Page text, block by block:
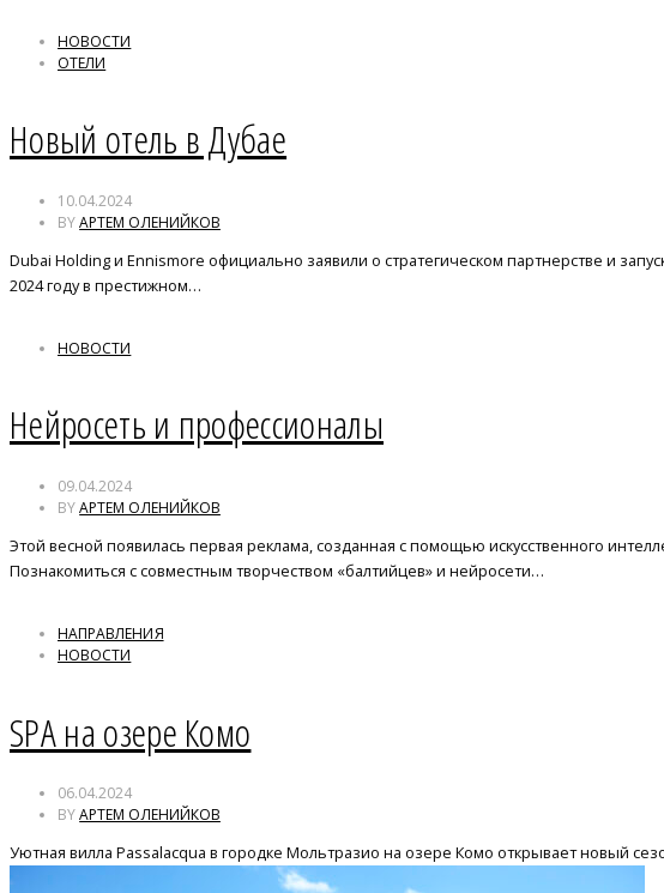
НОВОСТИ
ОТЕЛИ
Новый отель в Дубае
10.04.2024
BYАРТЕМ ОЛЕНИЙКОВ
Dubai Holding и Ennismore официально заявили о стратегическом партнерстве и
2024 году в престижном…
НОВОСТИ
Нейросеть и профессионалы
09.04.2024
BYАРТЕМ ОЛЕНИЙКОВ
Этой весной появилась первая реклама, созданная с помощью искусственного
Познакомиться с совместным творчеством «балтийцев» и нейросети…
НАПРАВЛЕНИЯ
НОВОСТИ
SPA на озере Комо
06.04.2024
BYАРТЕМ ОЛЕНИЙКОВ
Уютная вилла Passalacqua в городке Мольтразио на озере Комо открывает новый